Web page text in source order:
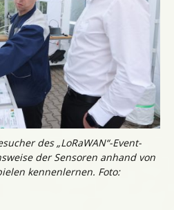
des „LoRaWAN“-Event-
der Sensoren anhand von
kennenlernen. Foto: